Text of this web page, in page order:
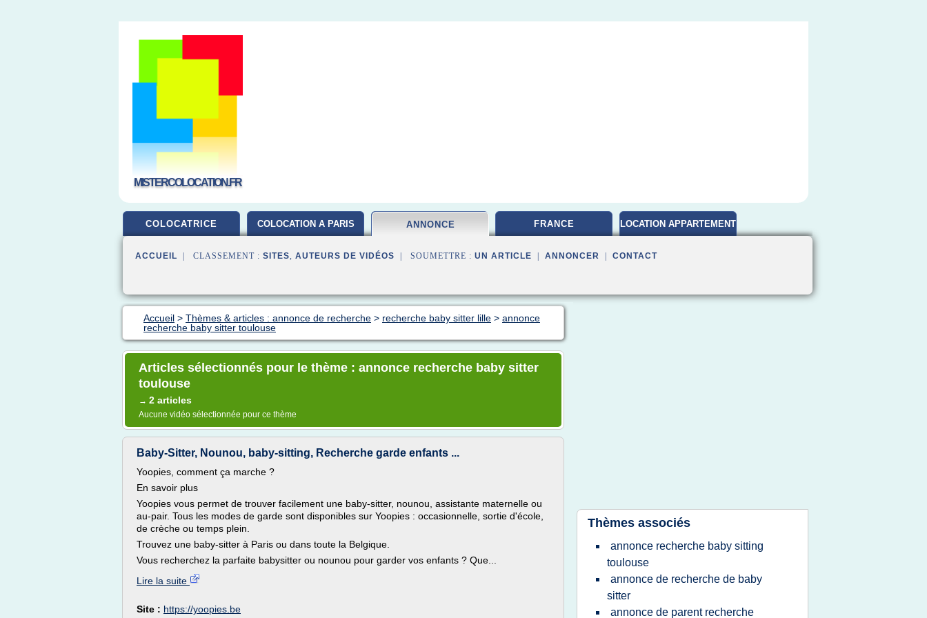
MISTERCOLOCATION.FR
COLOCATRICE COLOCATION A PARIS ANNONCE FRANCE LOCATION APPARTEMENT
ACCUEIL | CLASSEMENT : SITES, AUTEURS DE VIDÉOS | SOUMETTRE : UN ARTICLE ANNONCER CONTACT
Accueil > Thèmes & articles : annonce de recherche > recherche baby sitter lille > annonce
recherche baby sitter toulouse
Articles sélectionnés pour le thème : annonce recherche baby sitter
toulouse
→ 2 articles
Aucune vidéo sélectionnée pour ce thème
Baby-Sitter, Nounou, baby-sitting, Recherche garde enfants ...
Yoopies, comment ça marche ?
En savoir plus
Yoopies vous permet de trouver facilement une baby-sitter, nounou, assistante maternelle ou
au-pair. Tous les modes de garde sont disponibles sur Yoopies : occasionnelle, sortie d'école,
de crèche ou temps plein.
Trouvez une baby-sitter à Paris ou dans toute la Belgique.
Vous recherchez la parfaite babysitter ou nounou pour garder vos enfants ? Que...
Lire la suite
Site : https://yoopies.be
Thèmes associés
annonce recherche baby sitting
toulouse
annonce de recherche de baby
sitter
annonce de parent recherche